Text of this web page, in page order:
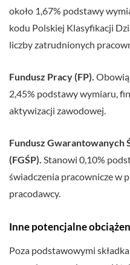
około 1,67% podstawy
kodu Polskiej Klasyfikacji
liczby zatrudnionych
Fundusz Pracy (FP).
2,45% podstawy wymiaru,
aktywizacji zawodowej.
Fundusz Gwarantowanych
(FGŚP). Stanowi 0,10%
świadczenia pracownicze w
pracodawcy.
Inne potencjalne
Poza podstawowymi